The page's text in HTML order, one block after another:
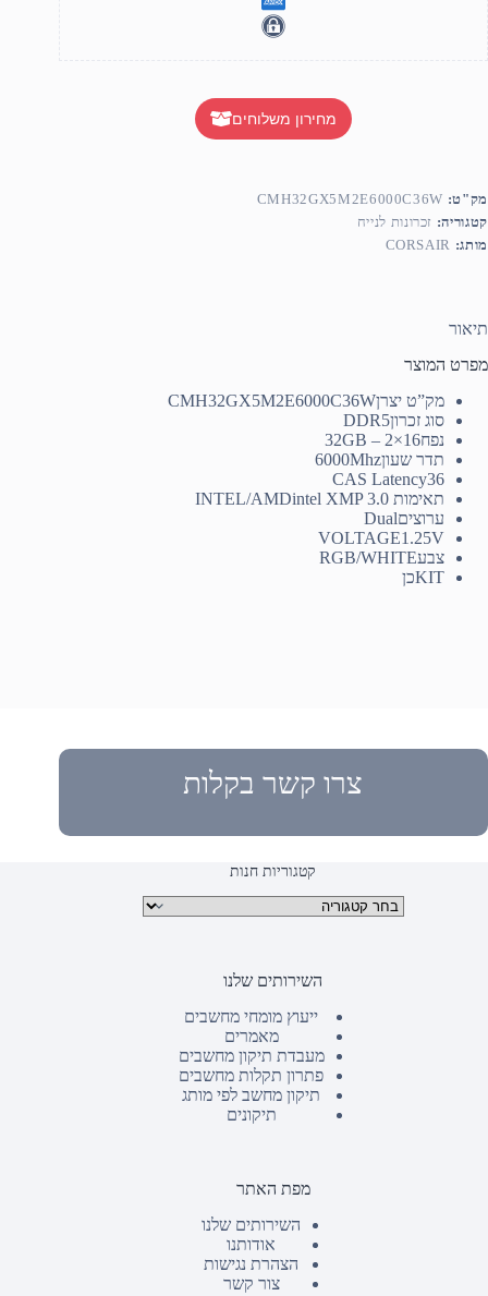
מחירון משלוחים
מק"ט: CMH32GX5M2E6000C36W
קטגוריה: זכרונות לנייח
מותג: CORSAIR
תיאור
מפרט המוצר
מק”ט יצרןCMH32GX5M2E6000C36W
סוג זכרוןDDR5
נפח32GB – 2×16
תדר שעון6000Mhz
CAS Latency36
תאימות INTEL/AMD intel XMP 3.0
ערוציםDual
VOLTAGE1.25V
צבעRGB/WHITE
KITכן
צרו קשר בקלות
קטגוריות חנות
קטגוריות מוצרים
השירותים שלנו
ייעוץ מומחי מחשבים
מאמרים
מעבדת תיקון מחשבים
פתרון תקלות מחשבים
תיקון מחשב לפי מותג
תיקונים
מפת האתר
השירותים שלנו
אודותנו
הצהרת נגישות
צור קשר